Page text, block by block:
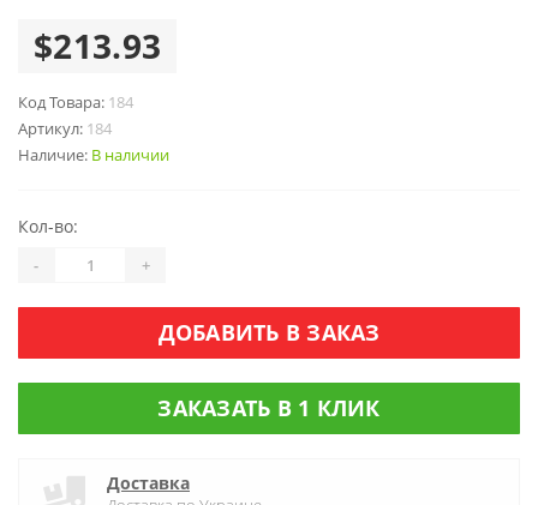
$213.93
Код Товара: 184
Артикул: 184
Наличие: В наличии
Кол-во:
- +
ДОБАВИТЬ В ЗАКАЗ
ЗАКАЗАТЬ В 1 КЛИК
Доставка